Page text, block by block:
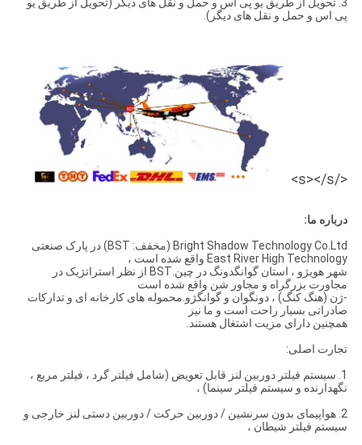
پی اس و حمل و نقل های دیگر).
</s></s>
درباره ما:
Bright Shadow Technology Co.Ltd (مخفف: BST) در پارک صنعتی
East River High Technology واقع شده است ،
شهر هویژو ، استان گوانگدونگ در چین.BST از نظر استراتژیک در
مجاورت بزرگراه و مجاور شن واقع شده است
-ژن (هنگ کنگ) ، دونگوان و گوانگژو.محموله های کارخانه ای و تدارکات
صادراتی بسیار راحت است و ما نیز
همچنین دارای مزیت اشتغال هستند.
تجارت اصلی:
1. سیستم فیلتر دوربین لنز قابل تعویض (شامل فیلتر گرد ، فیلتر مربع ،
نگهدارنده و سیستم فیلتر سینما) ،
2. هواپیمای بدون سرنشین / دوربین حرکت / دوربین دستی لنز خارجی و
سیستم فیلتر شیطان ،